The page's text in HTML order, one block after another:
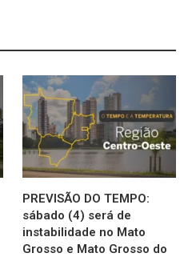
PREVISÃO DO TEMPO:
sábado (4) será de
instabilidade no Mato
Grosso e Mato Grosso do